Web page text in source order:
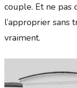
couple. Et ne pas
l’approprier sans
vraiment.